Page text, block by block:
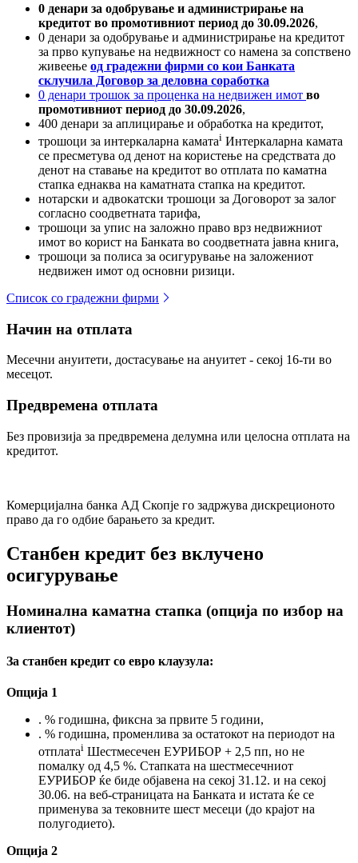
0 денари за одобрување и администрирање на
кредитот во промотивниот период до 30.09.2026,
0 денари за одобрување и администрирање на кредитот
за прво купување на недвижност со намена за сопствено
живеење од градежни фирми со кои Банката
склучила Договор за деловна соработка
0 денари трошок за проценка на недвижен имот во
промотивниот период до 30.09.2026,
400 денари за аплицирање и обработка на кредитот,
трошоци за интеркаларна каматаi Интеркаларна камата
се пресметува од денот на користење на средствата до
денот на ставање на кредитот во отплата по каматна
стапка еднаква на каматната стапка на кредитот.
нотарски и адвокатски трошоци за Договорот за залог
согласно соодветната тарифа,
трошоци за упис на заложно право врз недвижниот
имот во корист на Банката во соодветната јавна книга,
трошоци за полиса за осигурување на заложениот
недвижен имот од основни ризици.
Список со градежни фирми
Начин на отплата
Месечни ануитети, достасување на ануитет - секој 16-ти во
месецот.
Предвремена отплата
Без провизија за предвремена делумна или целосна отплата на
кредитот.
Комерцијална банка АД Скопје го задржува дискреционото
право да го одбие барањето за кредит.
Станбен кредит без вклучено
осигурување
Номинална каматна стапка (опција по избор на
клиентот)
За станбен кредит со евро клаузула:
Опција 1
. % годишна, фиксна за првите 5 години,
. % годишна, променлива за остатокот на периодот на
отплатаi Шестмесечен ЕУРИБОР + 2,5 пп, но не
помалку од 4,5 %. Стапката на шестмесечниот
ЕУРИБОР ќе биде објавена на секој 31.12. и на секој
30.06. на веб-страницата на Банката и истата ќе се
применува за тековните шест месеци (до крајот на
полугодието).
Опција 2